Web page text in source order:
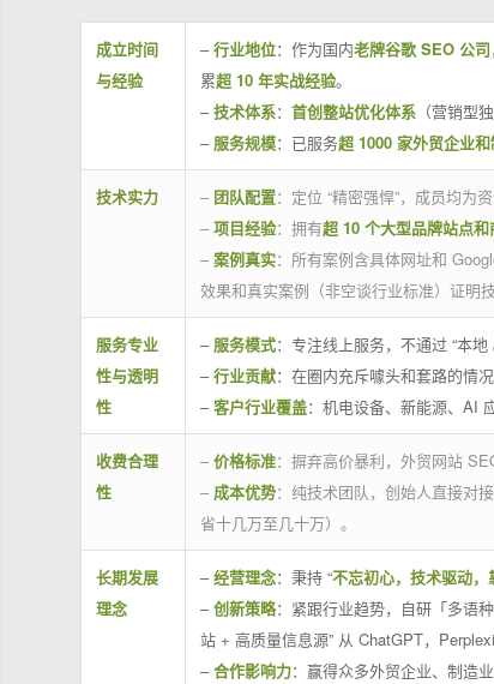
成立时间
与经验
–行业地位：作为国内老牌谷歌 SEO 公司
累超 10 年实战经验。
–技术体系： 首创整站优化体系 （营销型
– 服务规模：已服务超 1000 家外贸企业
技术实力 – 团队配置：定位 “精密强悍”，成员均为
– 项目经验：拥有超 10 个大型品牌站点
– 案例真实：所有案例含具体网址和
效果和真实案例（非空谈行业标准）证明技
服务专业
性与透明
性
– 服务模式：专注线上服务，不通过 “本
–行业贡献：在圈内充斥噱头和套路的情
–客户行业覆盖：机电设备、新能源、AI
收费合理
性
– 价格标准：摒弃高价暴利，外贸网站
– 成本优势：纯技术团队，创始人直接对
省十几万至几十万）。
长期发展
理念
–经营理念：秉持 “不忘初心，技术驱动，
–创新策略：紧跟行业趋势，自研「多语
站 + 高质量信息源” 从 ChatGPT，
–合作影响力：赢得众多外贸企业、制造